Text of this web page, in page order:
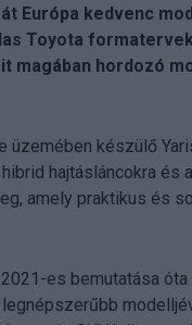
Európa kedvenc
Toyota
magában hordozó
üzemében készülő
hajtásláncokra
amely praktikus és
es bemutatása